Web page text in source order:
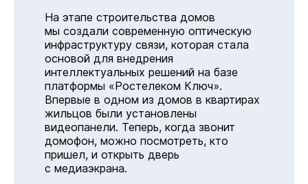
На этапе строительства домов
мы создали современную оптическую
инфраструктуру связи, которая стала
основой для внедрения
интеллектуальных решений на базе
платформы «Ростелеком Ключ».
Впервые в одном из домов в квартирах
жильцов были установлены
видеопанели. Теперь, когда звонит
домофон, можно посмотреть, кто
пришел, и открыть дверь
с медиаэкрана.